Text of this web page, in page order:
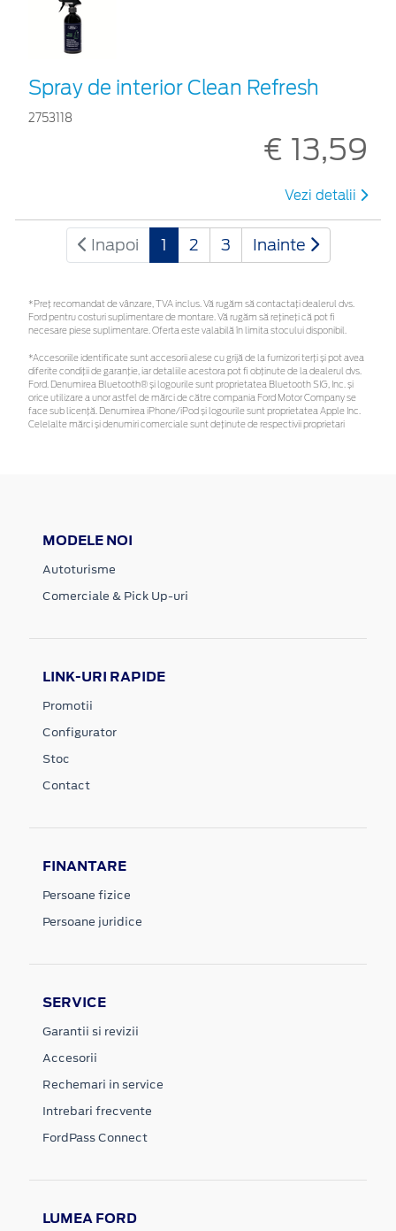
Spray de interior Clean Refresh
2753118
€ 13,59
Vezi detalii
Inapoi 1 2 3 Inainte
*Preţ recomandat de vânzare, TVA inclus. Vă rugăm să contactaţi dealerul dvs.
Ford pentru costuri suplimentare de montare. Vă rugăm să rețineți că pot fi
necesare piese suplimentare. Oferta este valabilă în limita stocului disponibil.
*Accesoriile identificate sunt accesorii alese cu grijă de la furnizori terți și pot avea
diferite condiții de garanție, iar detaliile acestora pot fi obținute de la dealerul dvs.
Ford. Denumirea Bluetooth® și logourile sunt proprietatea Bluetooth SIG, Inc. și
orice utilizare a unor astfel de mărci de către compania Ford Motor Company se
face sub licență. Denumirea iPhone/iPod și logourile sunt proprietatea Apple Inc.
Celelalte mărci și denumiri comerciale sunt deținute de respectivii proprietari
MODELE NOI
Autoturisme
Comerciale & Pick Up-uri
LINK-URI RAPIDE
Promotii
Configurator
Stoc
Contact
FINANTARE
Persoane fizice
Persoane juridice
SERVICE
Garantii si revizii
Accesorii
Rechemari in service
Intrebari frecvente
FordPass Connect
LUMEA FORD